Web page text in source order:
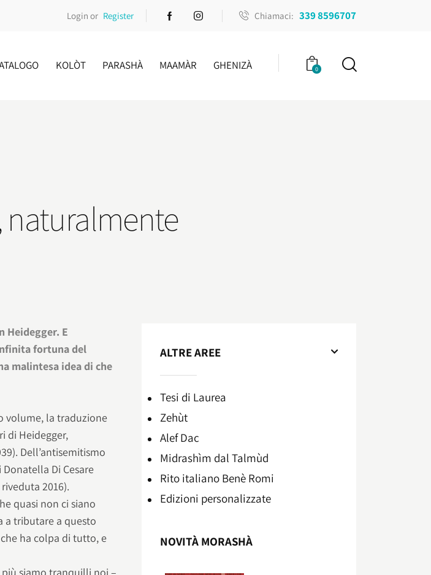
Login or Register Chiamaci: 339 8596707
KOLÒT PARASHÀ MAAMÀR GHENIZÀ 0
naturalmente
Heidegger. E
fortuna del
malintesa idea di che
volume, la traduzione
di Heidegger,
Dell’antisemitismo
Di Cesare
2016).
quasi non ci siano
a tributare a questo
ha colpa di tutto, e
siamo tranquilli noi –
ALTRE AREE
Tesi di Laurea
Zehùt
Alef Dac
Midrashìm dal Talmùd
Rito italiano Benè Romi​
Edizioni personalizzate
NOVITÀ MORASHÀ